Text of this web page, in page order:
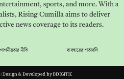
sports, and more. With a
Rising Cumilla aims to deliver
news coverage to its readers.
নীতি ব্যবহারের শর্তাবলি
Design & Developed byBDIGITIC